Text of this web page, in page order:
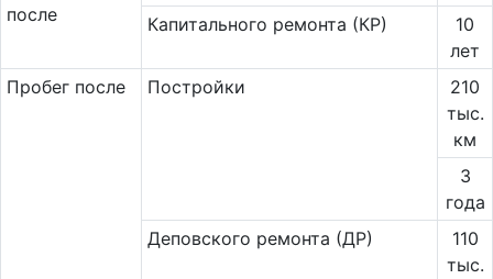
после
Капитального ремонта (КР)
10
лет
Пробег после
Постройки
210
тыс.
км
3
года
Деповского ремонта (ДР)
110
тыс.